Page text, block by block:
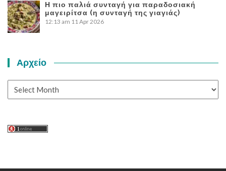
Η πιο παλιά συνταγή για παραδοσιακή
μαγειρίτσα (η συνταγή της γιαγιάς)
12:13 am 11 Apr 2026
Αρχείο